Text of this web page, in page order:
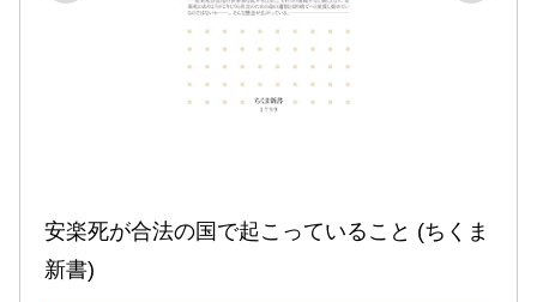
安楽死が合法の国で起こっていること (ちくま
新書)